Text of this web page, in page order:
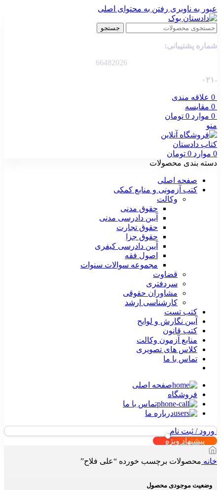
عبور به ناوبری رفتن به محتوای اصلی
جستجو
شماره پشتیبانی:
66482026
-۰۲۱
0 علاقه مندی
0 مقایسه
0 موارد 0 تومان
منو
0 موارد 0 تومان
دسته بندی محصولات
صفحه اصلی
کتب آزمونی و منابع کمکی
وکالت
حقوق مدنی
آیین دادرسی مدنی
حقوق تجارت
حقوق جزا
آیین دادرسی کیفری
اصول فقه
مجموعه سوالات سنوات
قضاوت
سردفتری
مشاوران حقوقی
کارشناسی ارشد
کتب تست
آیین نگارش و لوایح
کتب قانون
منابع آزمون وکالت
کلاس های تصویری
تماس با ما
صفحه اصلی
فروشگاه
تماس با ما
درباره ما
ورود / ثبت نام
پیشنهاد ویژه
خانه محصولات برچسب خورده “علی فلاح”
وضعیت موجودی محصول